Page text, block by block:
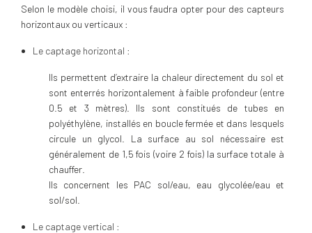
Selon le modèle choisi, il vous faudra opter pour des capteurs
horizontaux ou verticaux :
Le captage horizontal :
Ils permettent d’extraire la chaleur directement du sol et
sont enterrés horizontalement à faible profondeur (entre
0.5 et 3 mètres). Ils sont constitués de tubes en
polyéthylène, installés en boucle fermée et dans lesquels
circule un glycol. La surface au sol nécessaire est
généralement de 1,5 fois (voire 2 fois) la surface totale à
chauffer.
Ils concernent les PAC sol/eau, eau glycolée/eau et
sol/sol.
Le captage vertical :